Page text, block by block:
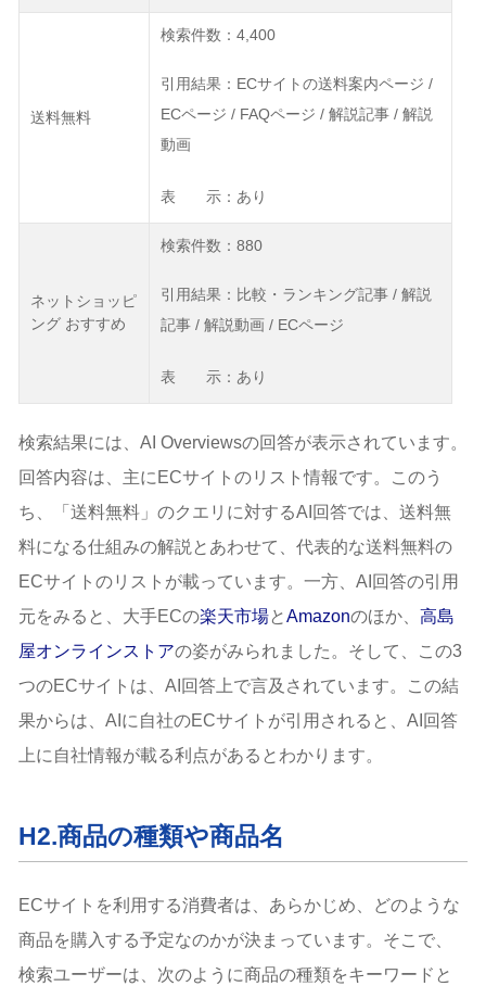
送料無料
検索件数：4,400
引用結果：ECサイトの送料案内ページ /
ECページ / FAQページ / 解説記事 / 解説
動画
表 示：あり
ネットショッピ
ング おすすめ
検索件数：880
引用結果：比較・ランキング記事 / 解説
記事 / 解説動画 / ECページ
表 示：あり
検索結果には、AI Overviewsの回答が表示されています。
回答内容は、主にECサイトのリスト情報です。このう
ち、「送料無料」のクエリに対するAI回答では、送料無
料になる仕組みの解説とあわせて、代表的な送料無料の
ECサイトのリストが載っています。一方、AI回答の引用
元をみると、大手ECの楽天市場とAmazonのほか、 高島
屋オンラインストアの姿がみられました。そして、この3
つのECサイトは、AI回答上で言及されています。この結
果からは、AIに自社のECサイトが引用されると、AI回答
上に自社情報が載る利点があるとわかります。
H2.商品の種類や商品名
ECサイトを利用する消費者は、あらかじめ、どのような
商品を購入する予定なのかが決まっています。そこで、
検索ユーザーは、次のように商品の種類をキーワードと